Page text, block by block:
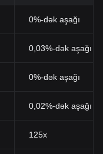
0%-dək aşağı
0,03%-dək aşağı
0%-dək aşağı
0,02%-dək aşağı
125x